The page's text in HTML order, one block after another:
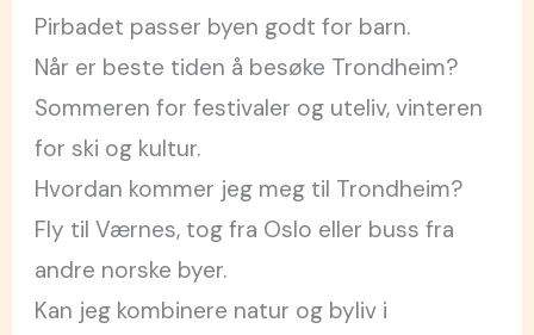
Pirbadet passer byen godt for barn.
Når er beste tiden å besøke Trondheim?
Sommeren for festivaler og uteliv, vinteren
for ski og kultur.
Hvordan kommer jeg meg til Trondheim?
Fly til Værnes, tog fra Oslo eller buss fra
andre norske byer.
Kan jeg kombinere natur og byliv i